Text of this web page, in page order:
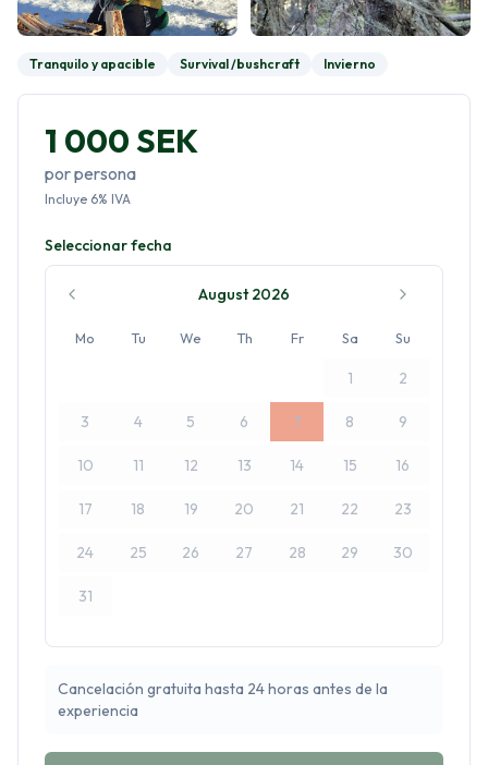
Tranquilo y apacible Survival /bushcraft Invierno
1 000 SEK
por persona
Incluye 6% IVA
Seleccionar fecha
August 2026
Mo Tu We Th Fr Sa Su
1 2
3 4 5 6 7 8 9
10 11 12 13 14 15 16
17 18 19 20 21 22 23
24 25 26 27 28 29 30
31
Cancelación gratuita hasta 24 horas antes de la
experiencia